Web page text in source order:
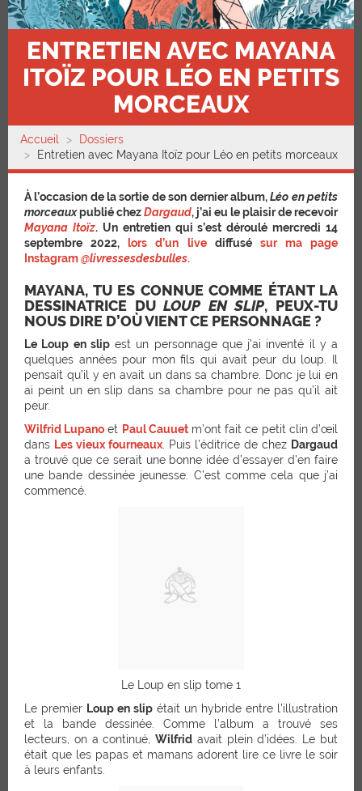
ENTRETIEN AVEC MAYANA
ITOÏZ POUR LÉO EN PETITS
MORCEAUX
Accueil
Dossiers
Entretien avec Mayana Itoïz pour Léo en petits morceaux
À l’occasion de la sortie de son dernier album,Léo en petits
morceauxpublié chezDargaud, j’ai eu le plaisir de recevoir
Mayana Itoïz. Un entretien qui s’est déroulé mercredi 14
septembre 2022,
lors d’un livediffusé sur ma page
Instagram@livressesdesbulles.
MAYANA, TU ES CONNUE COMME ÉTANT LA
DESSINATRICE DULOUP EN SLIP, PEUX-TU
NOUS DIRE D’OÙ VIENT CE PERSONNAGE ?
Le Loup en slipest un personnage que j’ai inventé il y a
quelques années pour mon fils qui avait peur du loup. Il
pensait qu’il y en avait un dans sa chambre. Donc je lui en
ai peint un en slip dans sa chambre pour ne pas qu’il ait
peur.
Wilfrid Lupano et Paul Cauuetm’ont fait ce petit clin d’œil
dans Les vieux fourneaux . Puis l’éditrice de chez Dargaud
a trouvé que ce serait une bonne idée d’essayer d’en faire
une bande dessinée jeunesse. C’est comme cela que j’ai
commencé.
Le Loup en slip tome 1
Le premier Loup en slip était un hybride entre l’illustration
et la bande dessinée. Comme l’album a trouvé ses
lecteurs, on a continué,Wilfrid avait plein d’idées. Le but
était que les papas et mamans adorent lire ce livre le soir
à leurs enfants.